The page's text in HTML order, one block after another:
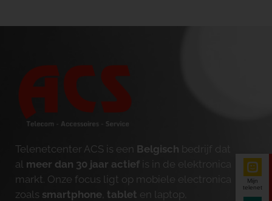
Telenetcenter ACS is een Belgisch bedrijf dat
al meer dan 30 jaar actief is in de elektronica
markt. Onze focus ligt op mobiele electronica
zoals smartphone tablet en laptop,
Mijn
telenet